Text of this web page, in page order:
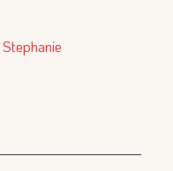
Stephanie